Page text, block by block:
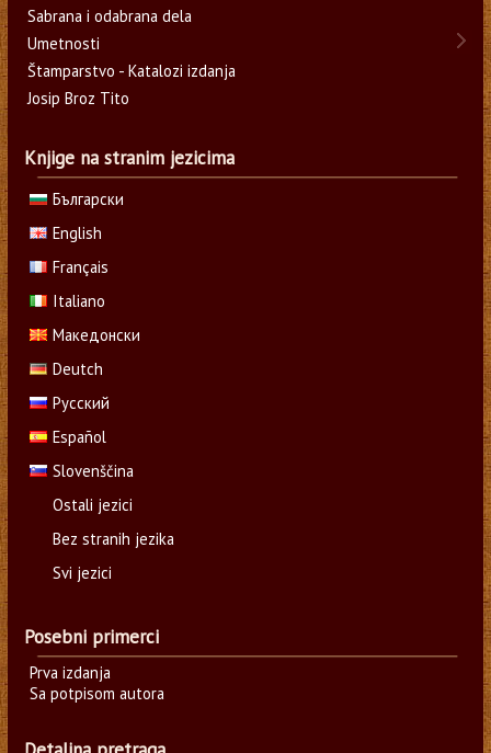
Sabrana i odabrana dela
Umetnosti
Štamparstvo - Katalozi izdanja
Josip Broz Tito
Knjige na stranim jezicima
Български
English
Français
Italiano
Македонски
Deutch
Русский
Español
Slovenščina
Ostali jezici
Bez stranih jezika
Svi jezici
Posebni primerci
Prva izdanja
Sa potpisom autora